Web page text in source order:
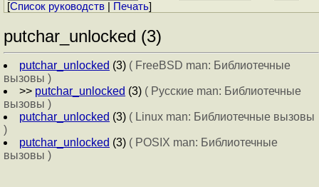
[Cписок руководств Печать]
putchar_unlocked (3)
putchar_unlocked (3) ( FreeBSD man: Библиотечные
вызовы )
>> putchar_unlocked (3) ( Русские man: Библиотечные
вызовы )
putchar_unlocked (3) ( Linux man: Библиотечные вызовы
)
putchar_unlocked (3) ( POSIX man: Библиотечные
вызовы )